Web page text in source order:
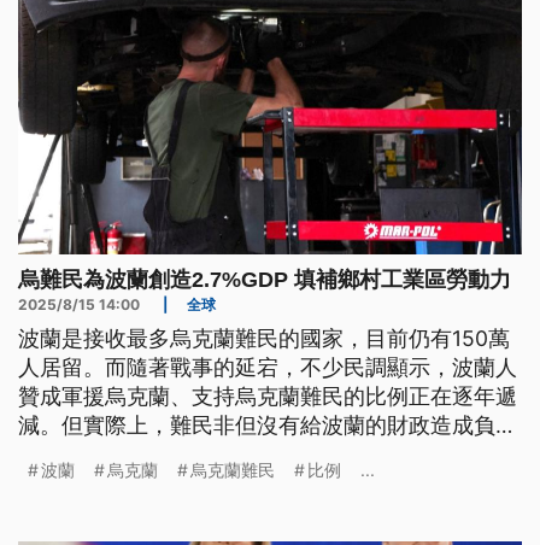
烏難民為波蘭創造2.7%GDP 填補鄉村工業區勞動力
2025/8/15 14:00 全球
波蘭是接收最多烏克蘭難民的國家，目前仍有150萬
人居留。而隨著戰事的延宕，不少民調顯示，波蘭人
贊成軍援烏克蘭、支持烏克蘭難民的比例正在逐年遞
減。但實際上，難民非但沒有給波蘭的財政造成負
2.7%的國內生產毛額。
波蘭 烏克蘭 烏克蘭難民 比例 ...